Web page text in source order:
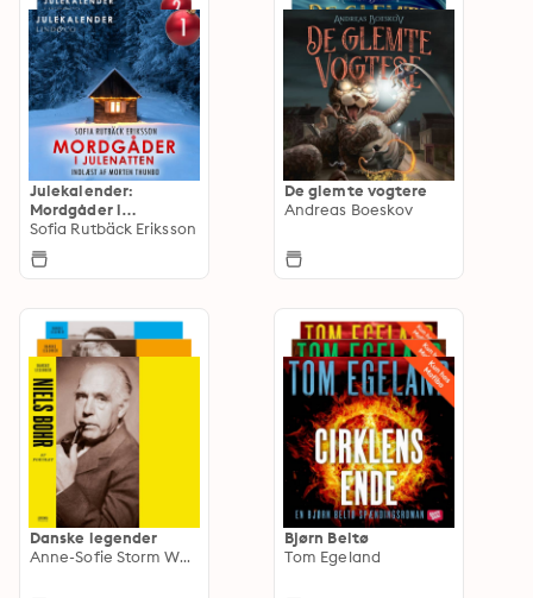
Julekalender:
Mordgåder i
julenatten
Sofia Rutbäck Eriksson
De glemte vogtere
Andreas Boeskov
Danske legender
Anne-Sofie Storm Wesche
Bjørn Beltø
Tom Egeland